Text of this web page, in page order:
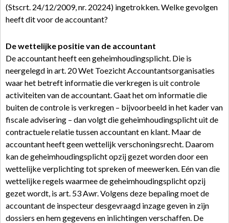
(Stscrt. 24/12/2009, nr. 20224) ingetrokken. Welke gevolgen
heeft dit voor de accountant?
De wettelijke positie van de accountant
De accountant heeft een geheimhoudingsplicht. Die is
neergelegd in art. 20 Wet Toezicht Accountantsorganisaties
waar het betreft informatie die verkregen is uit controle
activiteiten van de accountant. Gaat het om informatie die
buiten de controle is verkregen – bijvoorbeeld in het kader van
fiscale advisering – dan volgt die geheimhoudingsplicht uit de
contractuele relatie tussen accountant en klant. Maar de
accountant heeft geen wettelijk verschoningsrecht. Daarom
kan de geheimhoudingsplicht opzij gezet worden door een
wettelijke verplichting tot spreken of meewerken. Eén van die
wettelijke regels waarmee de geheimhoudingsplicht opzij
gezet wordt, is art. 53 Awr. Volgens deze bepaling moet de
accountant de inspecteur desgevraagd inzage geven in zijn
dossiers en hem gegevens en inlichtingen verschaffen. De